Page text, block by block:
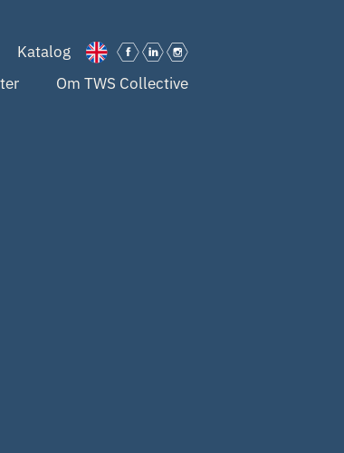
Katalog
Om TWS Collective